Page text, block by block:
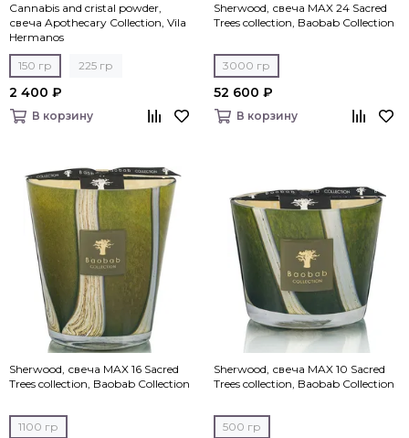
Cannabis and cristal powder,
свеча Apothecary Collection, Vila
Hermanos
150 гр 225 гр
2 400 ₽
В корзину
Sherwood, свеча MAX 24 Sacred
Trees collection, Baobab Collection
3000 гр
52 600 ₽
В корзину
Sherwood, свеча MAX 16 Sacred
Trees collection, Baobab Collection
1100 гр
Sherwood, свеча MAX 10 Sacred
Trees collection, Baobab Collection
500 гр